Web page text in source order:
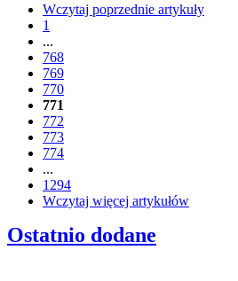
Wczytaj poprzednie artykuły
1
...
768
769
770
771
772
773
774
...
1294
Wczytaj więcej artykułów
Ostatnio dodane